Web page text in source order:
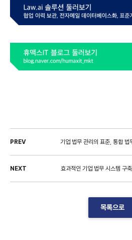
PREV 기업 법무 관리의 표준, 통합
NEXT 효과적인 기업 법무 시스템 구
목록으로